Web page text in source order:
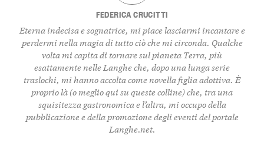
FEDERICA CRUCITTI
Eterna indecisa e sognatrice, mi piace lasciarmi incantare e
perdermi nella magia di tutto ciò che mi circonda. Qualche
volta mi capita di tornare sul pianeta Terra, più
esattamente nelle Langhe che, dopo una lunga serie
traslochi, mi hanno accolta come novella figlia adottiva. È
proprio là (o meglio qui su queste colline) che, tra una
squisitezza gastronomica e l’altra, mi occupo della
pubblicazione e della promozione degli eventi del portale
Langhe.net.